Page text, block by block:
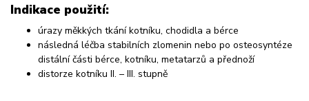
Indikace použití:
úrazy měkkých tkání kotníku, chodidla a bérce
následná léčba stabilních zlomenin nebo po osteosyntéze
distální části bérce, kotníku, metatarzů a přednoží
distorze kotníku II. – III. stupně